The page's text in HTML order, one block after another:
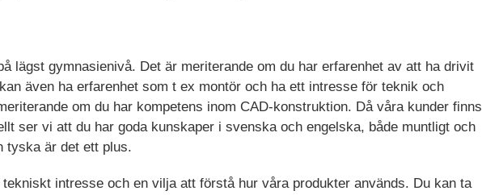
lägst gymnasienivå. Det är meriterande om du har erfarenhet av att ha drivit
även ha erfarenhet som t ex montör och ha ett intresse för teknik och
om du har kompetens inom CAD-konstruktion. Då våra kunder finns
ser vi att du har goda kunskaper i svenska och engelska, både muntligt och
tyska är det ett plus.
intresse och en vilja att förstå hur våra produkter används. Du kan ta